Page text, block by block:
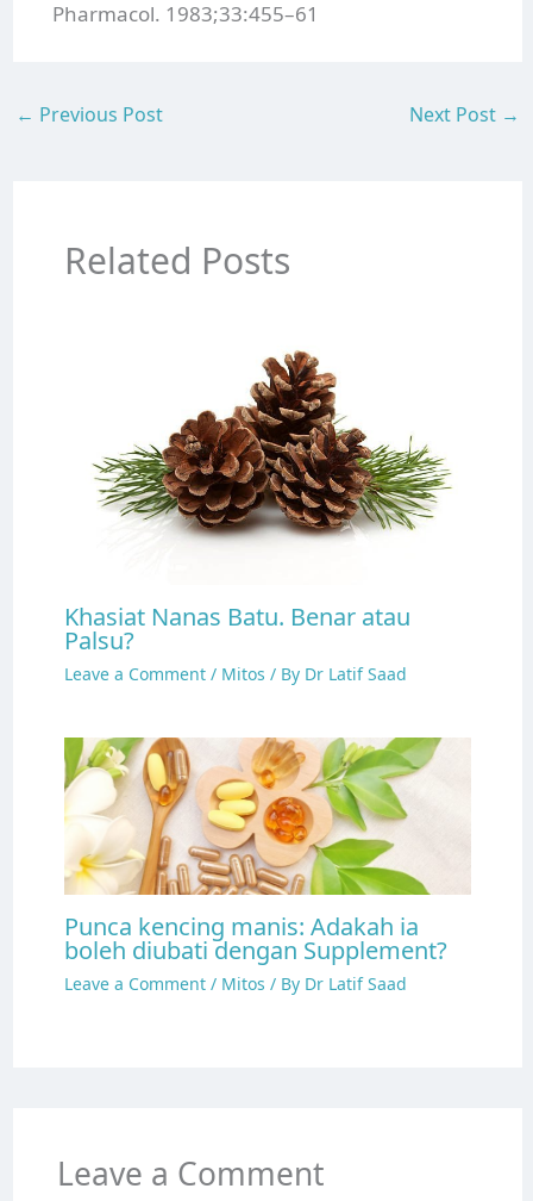
Pharmacol. 1983;33:455–61
← Previous Post Next Post →
Related Posts
Khasiat Nanas Batu. Benar atau
Palsu?
Leave a Comment / Mitos / By Dr Latif Saad
Punca kencing manis: Adakah ia
boleh diubati dengan Supplement?
Leave a Comment / Mitos / By Dr Latif Saad
Leave a Comment